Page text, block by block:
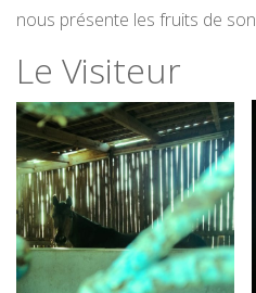
nous présente les fruits de
Le Visiteur